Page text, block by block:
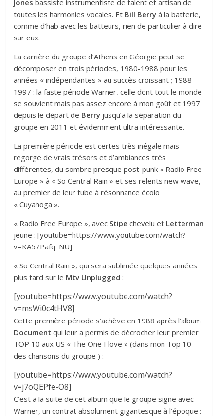
Jones bassiste instrumentiste de talent et artisan de
toutes les harmonies vocales. Et Bill Berry à la batterie,
comme d’hab avec les batteurs, rien de particulier à dire
sur eux.
La carrière du groupe d’Athens en Géorgie peut se
décomposer en trois périodes, 1980-1988 pour les
années « indépendantes » au succès croissant ; 1988-
1997 : la faste période Warner, celle dont tout le monde
se souvient mais pas assez encore à mon goût et 1997
depuis le départ de Berry jusqu’à la séparation du
groupe en 2011 et évidemment ultra intéressante.
La première période est certes très inégale mais
regorge de vrais trésors et d’ambiances très
différentes, du sombre presque post-punk « Radio Free
Europe » à « So Central Rain » et ses relents new wave,
au premier de leur tube à résonnance écolo
« Cuyahoga ».
« Radio Free Europe », avec Stipe chevelu et Letterman
jeune : [youtube=https://www.youtube.com/watch?
v=KA57Pafq_NU]
« So Central Rain », qui sera sublimée quelques années
plus tard sur le Mtv Unplugged:
[youtube=https://www.youtube.com/watch?
v=msWi0c4tHV8]
Cette première période s’achève en 1988 après l’album
Document qui leur a permis de décrocher leur premier
TOP 10 aux US « The One I love » (dans mon Top 10
des chansons du groupe ) :
[youtube=https://www.youtube.com/watch?
v=j7oQEPfe-O8]
C’est à la suite de cet album que le groupe signe avec
Warner, un contrat absolument gigantesque à l’époque :